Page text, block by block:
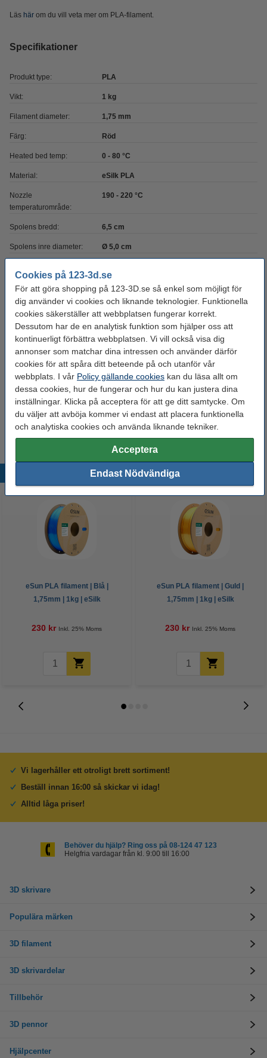
Cookies på 123-3d.se
För att göra shopping på 123-3D.se så enkel som möjligt för
dig använder vi cookies och liknande teknologier. Funktionella
cookies säkerställer att webbplatsen fungerar korrekt.
Dessutom har de en analytisk funktion som hjälper oss att
kontinuerligt förbättra webbplatsen. Vi vill också visa dig
annonser som matchar dina intressen och använder därför
cookies för att spåra ditt beteende på och utanför vår
webbplats. I vår Policy gällande cookies kan du läsa allt om
dessa cookies, hur de fungerar och hur du kan justera dina
inställningar. Klicka på acceptera för att ge ditt samtycke. Om
du väljer att avböja kommer vi endast att placera funktionella
och analytiska cookies och använda liknande tekniker.
Acceptera
Endast Nödvändiga
Läs här om du vill veta mer om PLA-filament.
Specifikationer
Produkt type: PLA
Vikt: 1 kg
Filament diameter: 1,75 mm
Färg: Röd
Heated bed temp: 0 - 80 °C
Material: eSilk PLA
Nozzle
temperaturområde:
190 - 220 °C
Spolens bredd: 6,5 cm
Spolens inre diameter: Ø 5,0 cm
Varumärke: eSun
Produktkod: DFE20202
Glöm inte att beställa!
123-3D Efterbehandlingsset för 3D-utskrifter
95 kr
3DLAC självhäftande spray | 400ml
95 kr
Populära produkter
eSun PLA filament | Blå |
1,75mm | 1kg | eSilk
230 kr Inkl. 25% Moms
eSun PLA filament | Guld |
1,75mm | 1kg | eSilk
230 kr Inkl. 25% Moms
Vi lagerhåller ett otroligt brett sortiment!
Beställ innan 16:00 så skickar vi idag!
Alltid låga priser!
Behöver du hjälp? Ring oss på 08-124 47 123
Helgfria vardagar från kl. 9:00 till 16:00
3D skrivare
Populära märken
3D filament
3D skrivardelar
Tillbehör
3D pennor
Hjälpcenter